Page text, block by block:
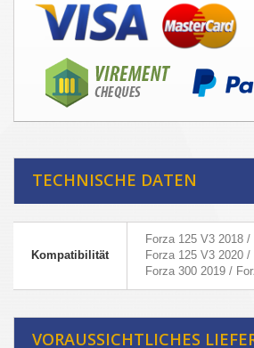
TECHNISCHE DATEN
Kompatibilität
Forza 125 V3 2018
Forza 125 V3 2020
Forza 300 2019 /
VORAUSSICHTLICHES